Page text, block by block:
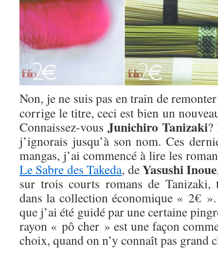
Non, je ne suis pas en train de
corrige le titre, ceci est bien un
Connaissez-vous Junichiro Tanizaki?
j’ignorais jusqu’à son nom. Ces
mangas, j’ai commencé à lire les
Le Sabre des Takeda, deYasushi Inoue
sur trois courts romans de Tanizaki,
dans la collection économique « 2€
que j’ai été guidé par une certaine
rayon « pô cher » est une façon
choix, quand on n’y connaît pas grand